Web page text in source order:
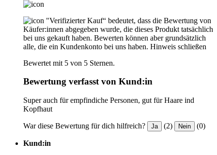
"Verifizierter Kauf“ bedeutet, dass die Bewertung von
Käufer:innen abgegeben wurde, die dieses Produkt tatsächlich
bei uns gekauft haben. Bewerten können aber grundsätzlich
alle, die ein Kundenkonto bei uns haben. Hinweis schließen
Bewertet mit 5 von 5 Sternen.
Bewertung verfasst von Kund:in
Super auch für empfindiche Personen, gut für Haare ind
Kopfhaut
War diese Bewertung für dich hilfreich? Ja (2) Nein (0)
Kund:in